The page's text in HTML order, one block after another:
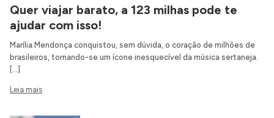
Quer viajar barato, a 123 milhas pode te
ajudar com isso!
Marília Mendonça conquistou, sem dúvida, o coração de milhões de
brasileiros, tornando-se um ícone inesquecível da música sertaneja.
[…]
Leia mais